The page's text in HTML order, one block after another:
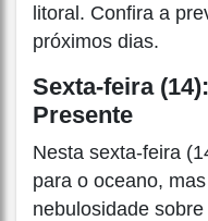
litoral. Confira a
próximos dias.
Sexta-feira
Presente
Nesta sexta-feira
para o oceano,
nebulosidade